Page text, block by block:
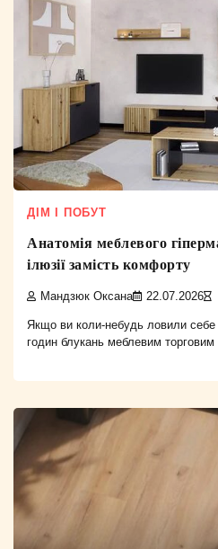
ДІМ І ПОБУТ
Анатомія меблевого
ілюзії замість комфорту
Мандзюк Оксана 22.07.2026
Якщо ви коли-небудь ловили
годин блукань меблевим торговим